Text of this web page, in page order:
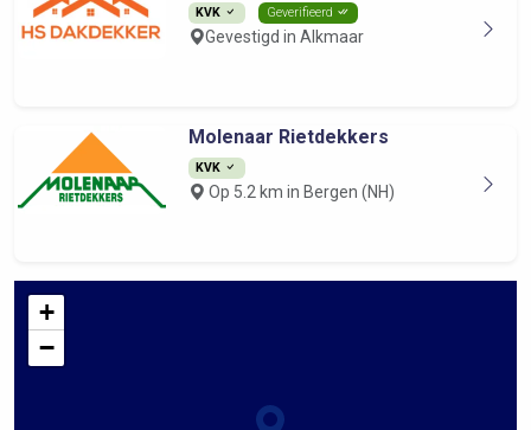
KVK Geverifieerd
Gevestigd in Alkmaar
Molenaar Rietdekkers
KVK
Op 5.2 km in Bergen (NH)
+
−